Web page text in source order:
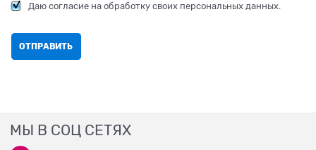
Даю согласие на обработку своих персональных данных.
МЫ В СОЦ СЕТЯХ